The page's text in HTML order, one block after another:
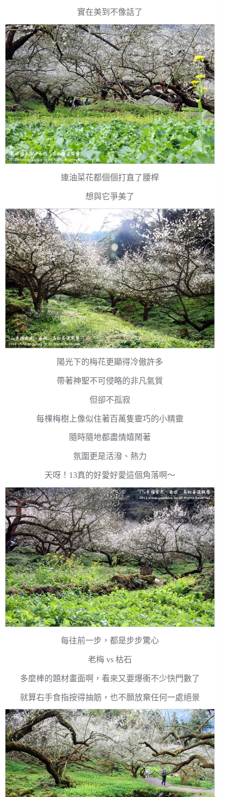
實在美到不像話了
連油菜花都個個打直了腰桿
想與它爭美了
陽光下的梅花更顯得冷傲許多
帶著神聖不可侵略的非凡氣質
但卻不孤寂
每棵梅樹上像似住著百萬隻靈巧的小精靈
隨時隨地都盡情嬉鬧著
氛圍更是活潑、熱力
天呀！13真的好愛好愛這個角落啊～
每往前一步，都是步步驚心
老梅 vs 枯石
多麼棒的題材畫面啊，看來又要爆衝不少快門數了
就算右手食指按得抽筋，也不願放棄任何一處絕景